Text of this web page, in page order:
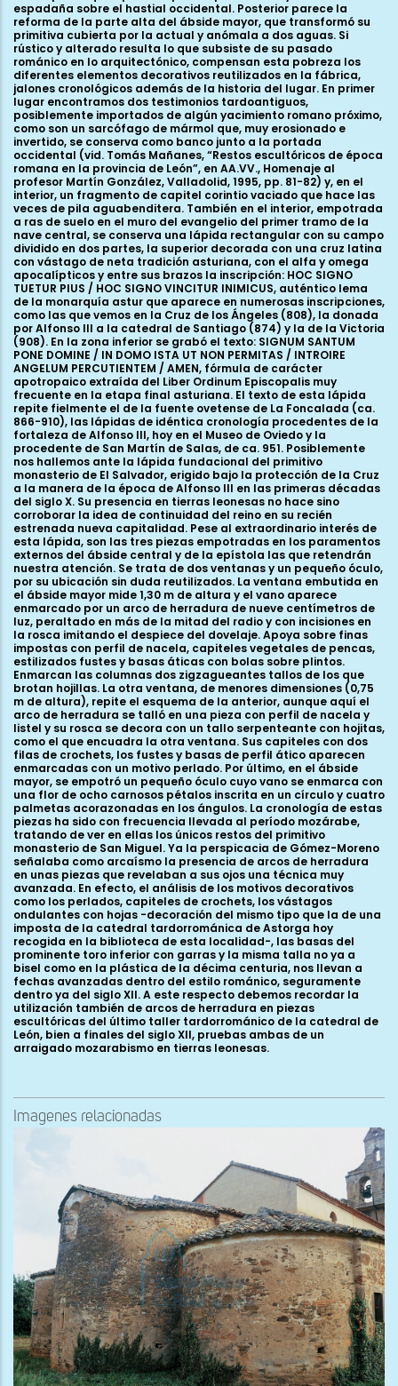
espadaña sobre el hastial occidental. Posterior parece la
reforma de la parte alta del ábside mayor, que transformó su
primitiva cubierta por la actual y anómala a dos aguas. Si
rústico y alterado resulta lo que subsiste de su pasado
románico en lo arquitectónico, compensan esta pobreza los
diferentes elementos decorativos reutilizados en la fábrica,
jalones cronológicos además de la historia del lugar. En primer
lugar encontramos dos testimonios tardoantiguos,
posiblemente importados de algún yacimiento romano próximo,
como son un sarcófago de mármol que, muy erosionado e
invertido, se conserva como banco junto a la portada
occidental (vid. Tomás Mañanes, “Restos escultóricos de época
romana en la provincia de León”, en AA.VV., Homenaje al
profesor Martín González, Valladolid, 1995, pp. 81-82) y, en el
interior, un fragmento de capitel corintio vaciado que hace las
veces de pila aguabenditera. También en el interior, empotrada
a ras de suelo en el muro del evangelio del primer tramo de la
nave central, se conserva una lápida rectangular con su campo
dividido en dos partes, la superior decorada con una cruz latina
con vástago de neta tradición asturiana, con el alfa y omega
apocalípticos y entre sus brazos la inscripción: HOC SIGNO
TUETUR PIUS / HOC SIGNO VINCITUR INIMICUS, auténtico lema
de la monarquía astur que aparece en numerosas inscripciones,
como las que vemos en la Cruz de los Ángeles (808), la donada
por Alfonso III a la catedral de Santiago (874) y la de la Victoria
(908). En la zona inferior se grabó el texto: SIGNUM SANTUM
PONE DOMINE / IN DOMO ISTA UT NON PERMITAS / INTROIRE
ANGELUM PERCUTIENTEM / AMEN, fórmula de carácter
apotropaico extraída del Liber Ordinum Episcopalis muy
frecuente en la etapa final asturiana. El texto de esta lápida
repite fielmente el de la fuente ovetense de La Foncalada (ca.
866-910), las lápidas de idéntica cronología procedentes de la
fortaleza de Alfonso III, hoy en el Museo de Oviedo y la
procedente de San Martín de Salas, de ca. 951. Posiblemente
nos hallemos ante la lápida fundacional del primitivo
monasterio de El Salvador, erigido bajo la protección de la Cruz
a la manera de la época de Alfonso III en las primeras décadas
del siglo X. Su presencia en tierras leonesas no hace sino
corroborar la idea de continuidad del reino en su recién
estrenada nueva capitalidad. Pese al extraordinario interés de
esta lápida, son las tres piezas empotradas en los paramentos
externos del ábside central y de la epístola las que retendrán
nuestra atención. Se trata de dos ventanas y un pequeño óculo,
por su ubicación sin duda reutilizados. La ventana embutida en
el ábside mayor mide 1,30 m de altura y el vano aparece
enmarcado por un arco de herradura de nueve centímetros de
luz, peraltado en más de la mitad del radio y con incisiones en
la rosca imitando el despiece del dovelaje. Apoya sobre finas
impostas con perfil de nacela, capiteles vegetales de pencas,
estilizados fustes y basas áticas con bolas sobre plintos.
Enmarcan las columnas dos zigzagueantes tallos de los que
brotan hojillas. La otra ventana, de menores dimensiones (0,75
m de altura), repite el esquema de la anterior, aunque aquí el
arco de herradura se talló en una pieza con perfil de nacela y
listel y su rosca se decora con un tallo serpenteante con hojitas,
como el que encuadra la otra ventana. Sus capiteles con dos
filas de crochets, los fustes y basas de perfil ático aparecen
enmarcadas con un motivo perlado. Por último, en el ábside
mayor, se empotró un pequeño óculo cuyo vano se enmarca con
una flor de ocho carnosos pétalos inscrita en un círculo y cuatro
palmetas acorazonadas en los ángulos. La cronología de estas
piezas ha sido con frecuencia llevada al período mozárabe,
tratando de ver en ellas los únicos restos del primitivo
monasterio de San Miguel. Ya la perspicacia de Gómez-Moreno
señalaba como arcaísmo la presencia de arcos de herradura
en unas piezas que revelaban a sus ojos una técnica muy
avanzada. En efecto, el análisis de los motivos decorativos
como los perlados, capiteles de crochets, los vástagos
ondulantes con hojas -decoración del mismo tipo que la de una
imposta de la catedral tardorrománica de Astorga hoy
recogida en la biblioteca de esta localidad-, las basas del
prominente toro inferior con garras y la misma talla no ya a
bisel como en la plástica de la décima centuria, nos llevan a
fechas avanzadas dentro del estilo románico, seguramente
dentro ya del siglo XII. A este respecto debemos recordar la
utilización también de arcos de herradura en piezas
escultóricas del último taller tardorrománico de la catedral de
León, bien a finales del siglo XII, pruebas ambas de un
arraigado mozarabismo en tierras leonesas.
Imagenes relacionadas